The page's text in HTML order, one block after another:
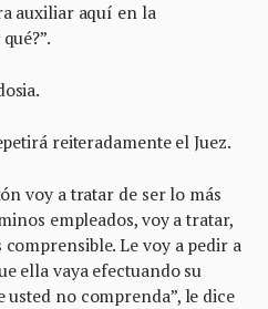
auxiliar aquí en la
reiteradamente el Juez.
voy a tratar de ser lo más
empleados, voy a tratar,
Le voy a pedir a
ella vaya efectuando su
usted no comprenda”, le dice